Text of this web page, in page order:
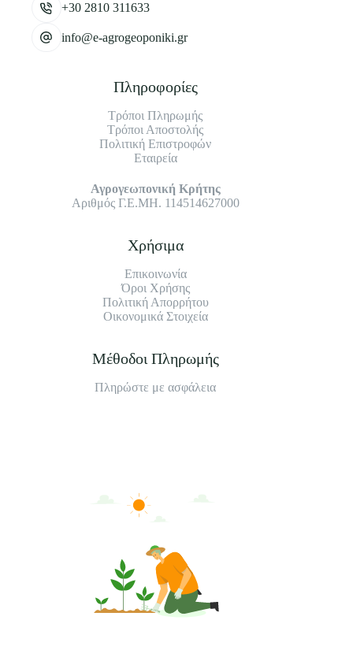
+30 2810 311633
info@e-agrogeoponiki.gr
Πληροφορίες
Τρόποι Πληρωμής
Τρόποι Αποστολής
Πολιτική Επιστροφών
Εταιρεία
Αγρογεωπονική Κρήτης
Αριθμός Γ.Ε.ΜΗ. 114514627000
Χρήσιμα
Επικοινωνία
Όροι Χρήσης
Πολιτική Απορρήτου
Οικονομικά Στοιχεία
Μέθοδοι Πληρωμής
Πληρώστε με ασφάλεια